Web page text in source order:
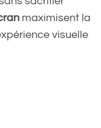
maximisent la
visuelle